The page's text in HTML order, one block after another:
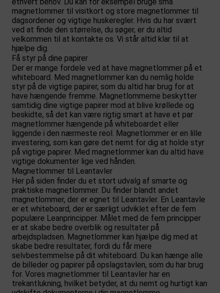
magnetlommer til visitkort og store magnetlommer til
dagsordener og vigtige huskeregler. Hvis du har svært
ved at finde den størrelse, du søger, er du altid
velkommen til at kontakte os. Vi står altid klar til at
hjælpe dig.
Få styr på dine papirer
Der er mange fordele ved at have magnetlommer på et
whiteboard. Med magnetlommer kan du nemlig holde
styr på de vigtige papirer, som du altid har brug for at
have hængende fremme. Magnetlommerne beskytter
samtidig dine vigtige papirer mod at blive krøllede og
beskidte, så det kan være rigtig smart at have et par
magnetlommer hængende på whiteboardet eller
liggende i den nærmeste reol. Magnetlommer er en lille
investering, som kan gøre det nemt for dig at holde styr
på vigtige papirer. Med magnetlommer kan du altid have
vigtige dokumenter lige ved hånden.
Magnetlommer til Leantavler
Her på siden finder du et stort udvalg af smarte og
praktiske magnetlommer. Du finder blandt andet
magnetlommer, der er egnet til Leantavler. En Leantavle
er et whiteboard, der er særligt udviklet efter de fem
populære Leanprincipper. Målet med de fem principper
er at skabe bedre overblik og resultater på
arbejdspladsen. Magnetlommer kan hjælpe dig med at
skabe bedre resultater, fordi du får mere
selvbestemmelse på dit whiteboard. Du kan hænge alle
de billeder og papirer på opslagstavlen, som du har brug
for. Vores magnetlommer til Leantavler har en
trekantlukning, hvilket betyder, at du nemt og hurtigt kan